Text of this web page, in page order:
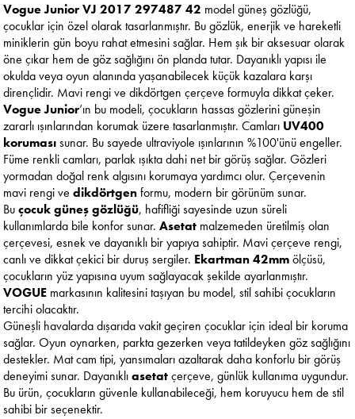
Vogue Junior VJ 2017 297487 42 model güneş gözlüğü,
çocuklar için özel olarak tasarlanmıştır. Bu gözlük, enerjik ve hareketli
miniklerin gün boyu rahat etmesini sağlar. Hem şık bir aksesuar olarak
öne çıkar hem de göz sağlığını ön planda tutar. Dayanıklı yapısı ile
okulda veya oyun alanında yaşanabilecek küçük kazalara karşı
dirençlidir. Mavi rengi ve dikdörtgen çerçeve formuyla dikkat çeker.
Vogue Junior’ın bu modeli, çocukların hassas gözlerini güneşin
zararlı ışınlarından korumak üzere tasarlanmıştır. Camları UV400
korumasısunar. Bu sayede ultraviyole ışınlarının %100'ünü engeller.
Füme renkli camları, parlak ışıkta dahi net bir görüş sağlar. Gözleri
yormadan doğal renk algısını korumaya yardımcı olur. Çerçevenin
mavi rengi vedikdörtgenformu, modern bir görünüm sunar.
Buçocuk güneş gözlüğü, hafifliği sayesinde uzun süreli
kullanımlarda bile konfor sunar.Asetat malzemeden üretilmiş olan
çerçevesi, esnek ve dayanıklı bir yapıya sahiptir. Mavi çerçeve rengi,
canlı ve dikkat çekici bir duruş sergiler. Ekartman 42mmölçüsü,
çocukların yüz yapısına uyum sağlayacak şekilde ayarlanmıştır.
VOGUE markasının kalitesini taşıyan bu model, stil sahibi çocukların
tercihi olacaktır.
Güneşli havalarda dışarıda vakit geçiren çocuklar için ideal bir koruma
sağlar. Oyun oynarken, parkta gezerken veya tatildeyken göz sağlığını
destekler. Mat cam tipi, yansımaları azaltarak daha konforlu bir görüş
deneyimi sunar. Dayanıklıasetatçerçeve, günlük kullanıma uygundur.
Bu ürün, çocukların güvenle kullanabileceği, hem koruyucu hem de stil
sahibi bir seçenektir.